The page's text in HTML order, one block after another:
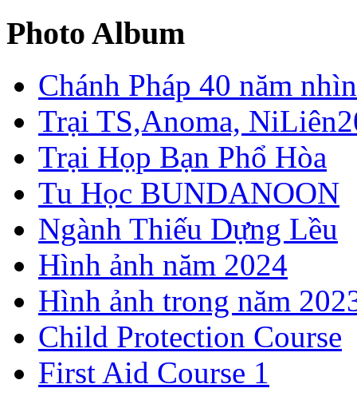
Photo Album
Chánh Pháp 40 năm
Trại TS,Anoma,
Trại Họp Bạn Phổ Hòa
Tu Học BUNDANOON
Ngành Thiếu Dựng Lều
Hình ảnh năm 2024
Hình ảnh trong năm
Child Protection Course
First Aid Course 1